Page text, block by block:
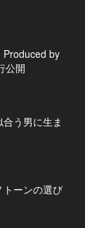
Produced by
公開
う男に生ま
ーンの選び